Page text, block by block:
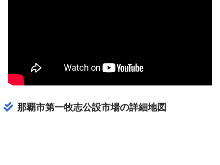
那覇市第一牧志公設市場の詳細地図